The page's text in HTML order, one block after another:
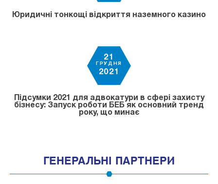
Юридичні тонкощі відкриття наземного казино
21
ГРУДНЯ
2021
Підсумки 2021 для адвокатури в сфері захисту
бізнесу: Запуск роботи БЕБ як основний тренд
року, що минає
ГЕНЕРАЛЬНІ ПАРТНЕРИ